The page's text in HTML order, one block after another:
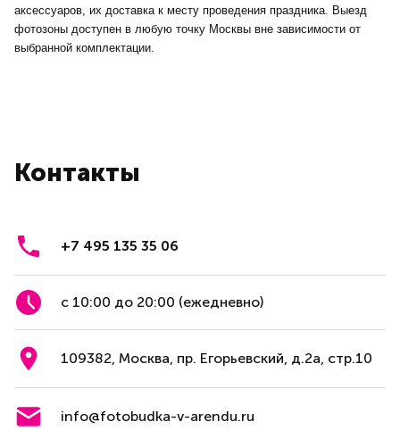
аксессуаров, их доставка к месту проведения праздника. Выезд
фотозоны доступен в любую точку Москвы вне зависимости от
выбранной комплектации.
Контакты
+7 495 135 35 06
с 10:00 до 20:00 (ежедневно)
109382, Москва, пр. Егорьевский, д.2а, стр.10
info@fotobudka-v-arendu.ru